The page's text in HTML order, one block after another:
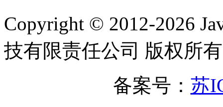
Copyright © 2012-2026
技有限责任公司 版权所有
备案号： 苏